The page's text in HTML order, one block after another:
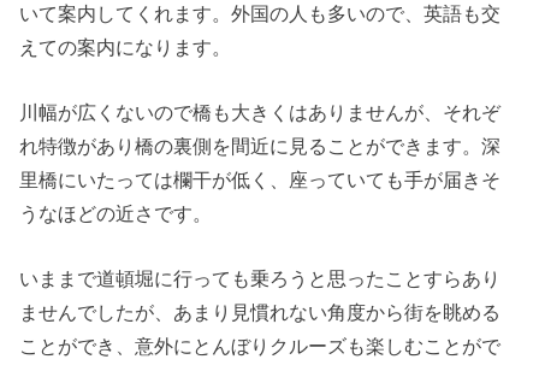
いて案内してくれます。外国の人も多いので、英語も交
えての案内になります。
川幅が広くないので橋も大きくはありませんが、それぞ
れ特徴があり橋の裏側を間近に見ることができます。深
里橋にいたっては欄干が低く、座っていても手が届きそ
うなほどの近さです。
いままで道頓堀に行っても乗ろうと思ったことすらあり
ませんでしたが、あまり見慣れない角度から街を眺める
ことができ、意外にとんぼりクルーズも楽しむことがで